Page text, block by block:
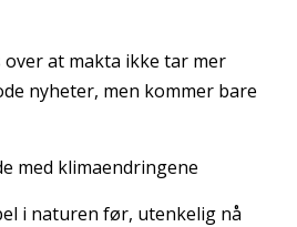
over at makta ikke tar mer
nyheter, men kommer bare
med klimaendringene
i naturen før, utenkelig nå